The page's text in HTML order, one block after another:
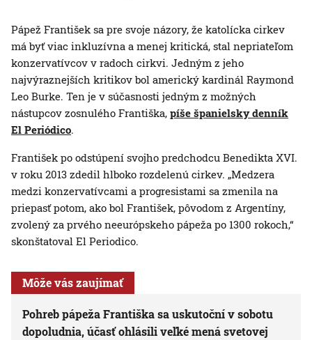
Pápež František sa pre svoje názory, že katolícka cirkev
má byť viac inkluzívna a menej kritická, stal nepriateľom
konzervatívcov v radoch cirkvi. Jedným z jeho
najvýraznejších kritikov bol americký kardinál Raymond
Leo Burke. Ten je v súčasnosti jedným z možných
nástupcov zosnulého Františka, píše španielsky denník
El Periódico.
František po odstúpení svojho predchodcu Benedikta XVI.
v roku 2013 zdedil hlboko rozdelenú cirkev. „Medzera
medzi konzervatívcami a progresistami sa zmenila na
priepasť potom, ako bol František, pôvodom z Argentíny,
zvolený za prvého neeurópskeho pápeža po 1300 rokoch,“
skonštatoval El Periodico.
Môže vás zaujímať
Pohreb pápeža Františka sa uskutoční v sobotu
dopoludnia, účasť ohlásili veľké mená svetovej